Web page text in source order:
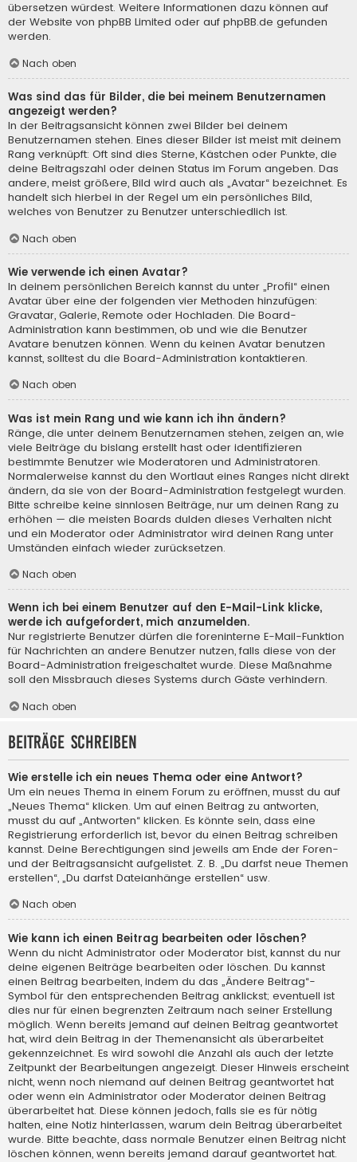
übersetzen würdest. Weitere Informationen dazu können auf
der Website von phpBB Limited oder auf phpBB.de gefunden
werden.
Nach oben
Was sind das für Bilder, die bei meinem Benutzernamen
angezeigt werden?
In der Beitragsansicht können zwei Bilder bei deinem
Benutzernamen stehen. Eines dieser Bilder ist meist mit deinem
Rang verknüpft: Oft sind dies Sterne, Kästchen oder Punkte, die
deine Beitragszahl oder deinen Status im Forum angeben. Das
andere, meist größere, Bild wird auch als „Avatar“ bezeichnet. Es
handelt sich hierbei in der Regel um ein persönliches Bild,
welches von Benutzer zu Benutzer unterschiedlich ist.
Nach oben
Wie verwende ich einen Avatar?
In deinem persönlichen Bereich kannst du unter „Profil“ einen
Avatar über eine der folgenden vier Methoden hinzufügen:
Gravatar, Galerie, Remote oder Hochladen. Die Board-
Administration kann bestimmen, ob und wie die Benutzer
Avatare benutzen können. Wenn du keinen Avatar benutzen
kannst, solltest du die Board-Administration kontaktieren.
Nach oben
Was ist mein Rang und wie kann ich ihn ändern?
Ränge, die unter deinem Benutzernamen stehen, zeigen an, wie
viele Beiträge du bislang erstellt hast oder identifizieren
bestimmte Benutzer wie Moderatoren und Administratoren.
Normalerweise kannst du den Wortlaut eines Ranges nicht direkt
ändern, da sie von der Board-Administration festgelegt wurden.
Bitte schreibe keine sinnlosen Beiträge, nur um deinen Rang zu
erhöhen — die meisten Boards dulden dieses Verhalten nicht
und ein Moderator oder Administrator wird deinen Rang unter
Umständen einfach wieder zurücksetzen.
Nach oben
Wenn ich bei einem Benutzer auf den E-Mail-Link klicke,
werde ich aufgefordert, mich anzumelden.
Nur registrierte Benutzer dürfen die foreninterne E-Mail-Funktion
für Nachrichten an andere Benutzer nutzen, falls diese von der
Board-Administration freigeschaltet wurde. Diese Maßnahme
soll den Missbrauch dieses Systems durch Gäste verhindern.
Nach oben
Beiträge schreiben
Wie erstelle ich ein neues Thema oder eine Antwort?
Um ein neues Thema in einem Forum zu eröffnen, musst du auf
„Neues Thema“ klicken. Um auf einen Beitrag zu antworten,
musst du auf „Antworten“ klicken. Es könnte sein, dass eine
Registrierung erforderlich ist, bevor du einen Beitrag schreiben
kannst. Deine Berechtigungen sind jeweils am Ende der Foren-
und der Beitragsansicht aufgelistet. Z. B. „Du darfst neue Themen
erstellen“, „Du darfst Dateianhänge erstellen“ usw.
Nach oben
Wie kann ich einen Beitrag bearbeiten oder löschen?
Wenn du nicht Administrator oder Moderator bist, kannst du nur
deine eigenen Beiträge bearbeiten oder löschen. Du kannst
einen Beitrag bearbeiten, indem du das „Ändere Beitrag“-
Symbol für den entsprechenden Beitrag anklickst; eventuell ist
dies nur für einen begrenzten Zeitraum nach seiner Erstellung
möglich. Wenn bereits jemand auf deinen Beitrag geantwortet
hat, wird dein Beitrag in der Themenansicht als überarbeitet
gekennzeichnet. Es wird sowohl die Anzahl als auch der letzte
Zeitpunkt der Bearbeitungen angezeigt. Dieser Hinweis erscheint
nicht, wenn noch niemand auf deinen Beitrag geantwortet hat
oder wenn ein Administrator oder Moderator deinen Beitrag
überarbeitet hat. Diese können jedoch, falls sie es für nötig
halten, eine Notiz hinterlassen, warum dein Beitrag überarbeitet
wurde. Bitte beachte, dass normale Benutzer einen Beitrag nicht
löschen können, wenn bereits jemand darauf geantwortet hat.